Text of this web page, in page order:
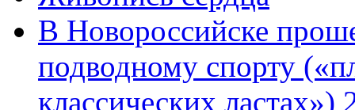
В Новороссийске
подводному спорту
классических ластах»)